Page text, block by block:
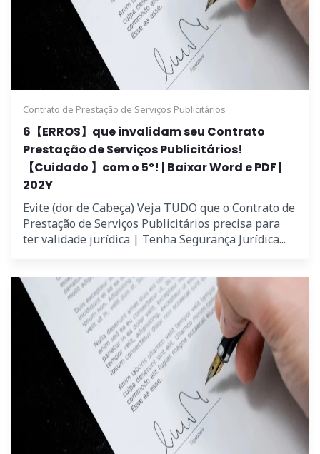
Contrato de Prestação de Serviços Publicitários
6【ERROS】que invalidam seu Contrato
Prestação de Serviços Publicitários!
【Cuidado 】com o 5º! | Baixar Word e PDF |
202Y
Evite (dor de Cabeça) Veja TUDO que o Contrato de
Prestação de Serviços Publicitários precisa para
ter validade jurídica | Tenha Segurança Jurídica...